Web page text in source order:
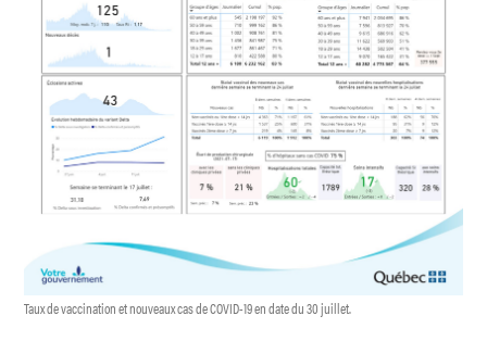
Taux de vaccination et nouveaux cas de COVID-19 en date du 30 juillet.